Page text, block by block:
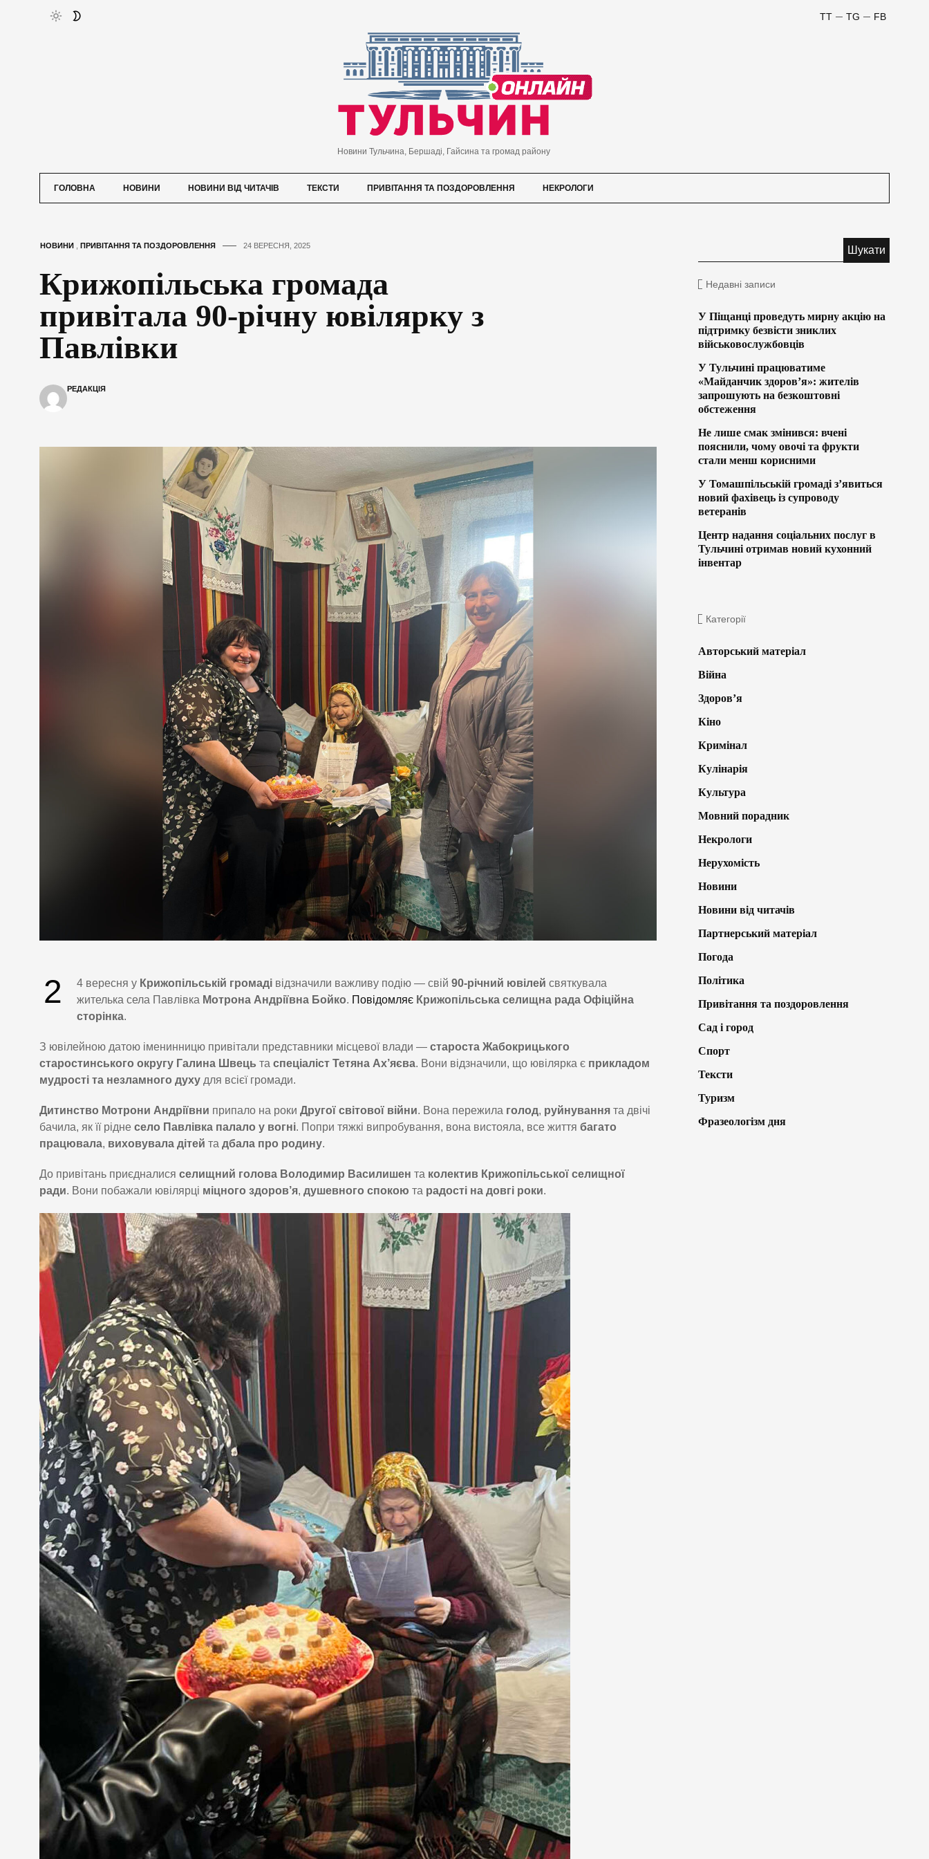
FB
TG
TT
Новини Тульчина, Бершаді, Гайсина та громад району
ГОЛОВНА НОВИНИ НОВИНИ ВІД ЧИТАЧІВ ТЕКСТИ ПРИВІТАННЯ ТА ПОЗДОРОВЛЕННЯ НЕКРОЛОГИ
НОВИНИ ПРИВІТАННЯ ТА ПОЗДОРОВЛЕННЯ 24 ВЕРЕСНЯ, 2025
Крижопільська громада
привітала 90-річну ювілярку з
Павлівки
РЕДАКЦІЯ
2 4 вересня у Крижопільській громаді відзначили важливу подію — свій 90-річний ювілей святкувала
жителька села Павлівка Мотрона Андріївна Бойко. Повідомляє Крижопільська селищна рада Офіційна
сторінка.
З ювілейною датою іменинницю привітали представники місцевої влади — староста Жабокрицького
старостинського округу Галина Швець та спеціаліст Тетяна Ах’яєва. Вони відзначили, що ювілярка є прикладом
мудрості та незламного духу для всієї громади.
Дитинство Мотрони Андріївни припало на роки Другої світової війни. Вона пережила голод, руйнування та двічі
бачила, як її рідне село Павлівка палало у вогні. Попри тяжкі випробування, вона вистояла, все життя багато
працювала, виховувала дітей та дбала про родину.
До привітань приєдналися селищний голова Володимир Василишен та колектив Крижопільської селищної
ради. Вони побажали ювілярці міцного здоров’я, душевного спокою та радості на довгі роки.
Недавні записи
У Піщанці проведуть мирну акцію на
підтримку безвісти зниклих
військовослужбовців
У Тульчині працюватиме
«Майданчик здоров’я»: жителів
запрошують на безкоштовні
обстеження
Не лише смак змінився: вчені
пояснили, чому овочі та фрукти
стали менш корисними
У Томашпільській громаді з’явиться
новий фахівець із супроводу
ветеранів
Центр надання соціальних послуг в
Тульчині отримав новий кухонний
інвентар
Категорії
Авторський матеріал
Війна
Здоров’я
Кіно
Кримінал
Кулінарія
Культура
Мовний порадник
Некрологи
Нерухомість
Новини
Новини від читачів
Партнерський матеріал
Погода
Політика
Привітання та поздоровлення
Сад і город
Спорт
Тексти
Туризм
Фразеологізм дня